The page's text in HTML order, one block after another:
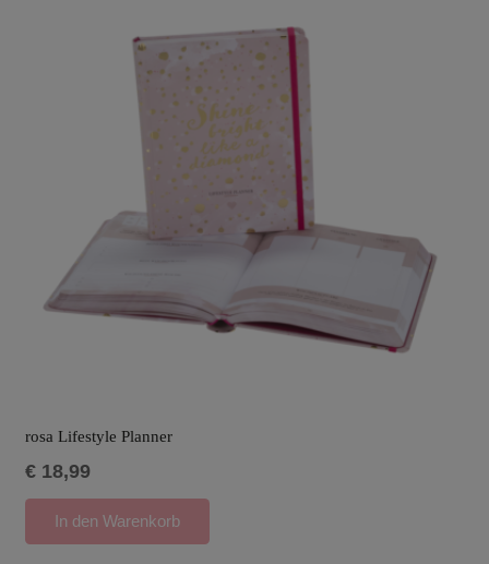
rosa Lifestyle Planner
€18,99
In den Warenkorb